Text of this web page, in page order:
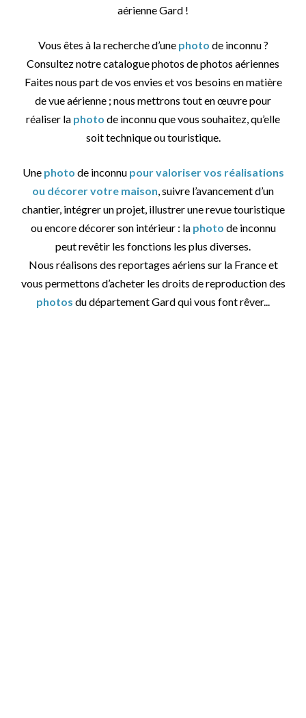
aérienne Gard !
Vous êtes à la recherche d’une photo de inconnu ?
Consultez notre catalogue photos de photos aériennes
Faites nous part de vos envies et vos besoins en matière
de vue aérienne ; nous mettrons tout en œuvre pour
réaliser la photo de inconnu que vous souhaitez, qu’elle
soit technique ou touristique.
Une photo de inconnu pour valoriser vos réalisations
ou décorer votre maison, suivre l’avancement d’un
chantier, intégrer un projet, illustrer une revue touristique
ou encore décorer son intérieur : la photo de inconnu
peut revêtir les fonctions les plus diverses.
Nous réalisons des reportages aériens sur la France et
vous permettons d’acheter les droits de reproduction des
photos du département Gard qui vous font rêver...